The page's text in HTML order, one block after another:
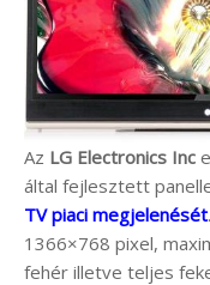
Az LG Electronics Inc
által fejlesztett
TV piaci megjelenését
1366×768 pixel,
fehér illetve teljes